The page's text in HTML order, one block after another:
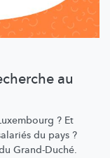
au
? Et
du pays ?
Grand-Duché.